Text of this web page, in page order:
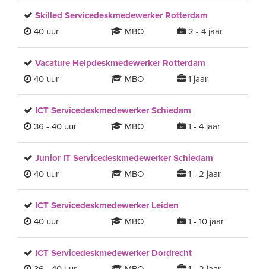
Skilled Servicedeskmedewerker Rotterdam
40 uur
MBO 2 - 4 jaar
Vacature Helpdeskmedewerker Rotterdam
40 uur
MBO 1 jaar
ICT Servicedeskmedewerker Schiedam
36 - 40 uur
MBO 1 - 4 jaar
Junior IT Servicedeskmedewerker Schiedam
40 uur
MBO 1 - 2 jaar
ICT Servicedeskmedewerker Leiden
40 uur
MBO 1 - 10 jaar
ICT Servicedeskmedewerker Dordrecht